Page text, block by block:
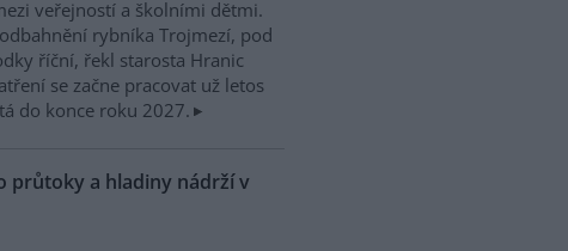
veřejností a školními dětmi.
rybníka Trojmezí, pod
říční, řekl starosta Hranic
se začne pracovat už letos
do konce roku 2027.
průtoky a hladiny nádrží v